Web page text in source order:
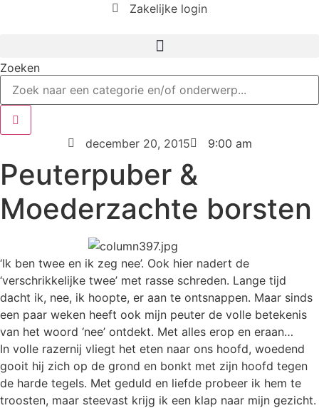
Zakelijke login
Zoeken
december 20, 2015 9:00 am
Peuterpuber &
Moederzachte borsten
‘Ik ben twee en ik zeg nee’. Ook hier nadert de
‘verschrikkelijke twee’ met rasse schreden. Lange tijd
dacht ik, nee, ik hoopte, er aan te ontsnappen. Maar sinds
een paar weken heeft ook mijn peuter de volle betekenis
van het woord ‘nee’ ontdekt. Met alles erop en eraan…
In volle razernij vliegt het eten naar ons hoofd, woedend
gooit hij zich op de grond en bonkt met zijn hoofd tegen
de harde tegels. Met geduld en liefde probeer ik hem te
troosten, maar steevast krijg ik een klap naar mijn gezicht.